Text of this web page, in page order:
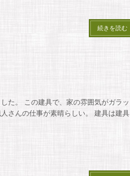
続きを読む
た。 この建具で、家の雰囲気がガラッ
さんの仕事が素晴らしい。 建具は建具